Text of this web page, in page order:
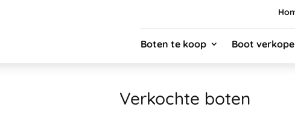
Boten te koop Boot
Verkochte boten